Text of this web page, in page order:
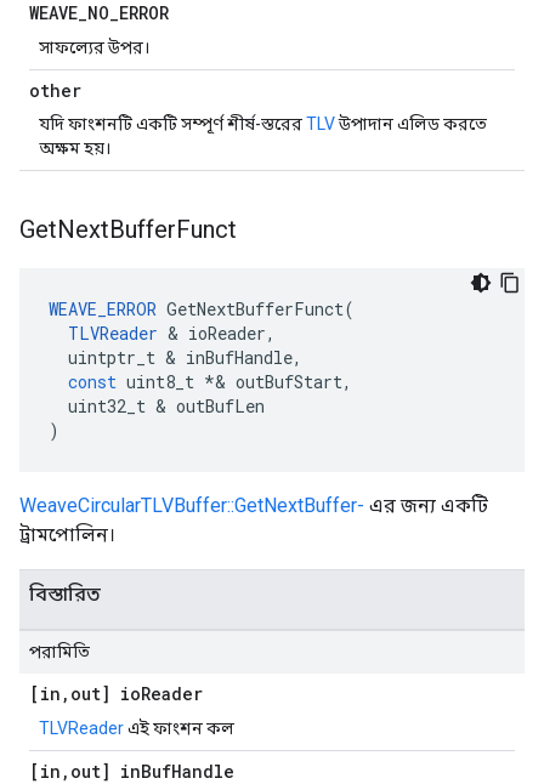
WEAVE_NO_ERROR
সাফল্যের উপর।
other
যদি ফাংশনটি একটি সম্পূর্ণ শীর্ষ-স্তরেরTLVউপাদান এলিড করতে
অক্ষম হয়।
GetNextBufferFunct
WEAVE_ERROR GetNextBufferFunct(
TLVReader & ioReader,
uintptr_t & inBufHandle,
const uint8_t *& outBufStart,
uint32_t & outBufLen
)
WeaveCircularTLVBuffer::GetNextBuffer- এর জন্য একটি
ট্রামপোলিন।
বিস্তারিত
পরামিতি
[in , out] ioReader
TLVReaderএই ফাংশন কল
[in , out] inBufHandle